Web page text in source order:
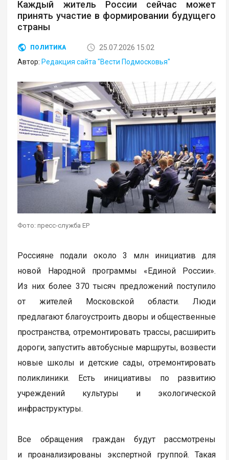
Каждый житель России сейчас может
принять участие в формировании будущего
страны
ПОЛИТИКА
25.07.2026 15:02
Автор: Редакция сайта "Вести Подмосковья"
Фото: пресс-служба ЕР
Россияне подали около 3 млн инициатив для
новой Народной программы «Единой России».
Из них более 370 тысяч предложений поступило
от жителей Московской области. Люди
предлагают благоустроить дворы и общественные
пространства, отремонтировать трассы, расширить
дороги, запустить автобусные маршруты, возвести
новые школы и детские сады, отремонтировать
поликлиники. Есть инициативы по развитию
учреждений культуры и экологической
инфраструктуры.
Все обращения граждан будут рассмотрены
и проанализированы экспертной группой. Такая